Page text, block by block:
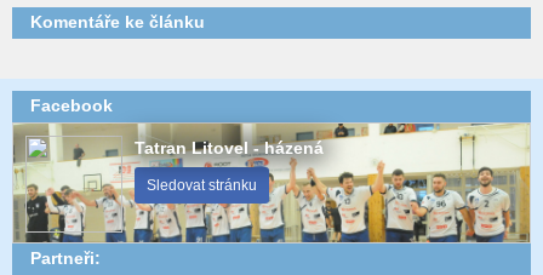
Komentáře ke článku
Facebook
Tatran Litovel - házená
Sledovat stránku
Partneři: